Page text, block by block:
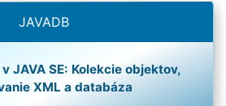
JAVADB
JAVA SE: Kolekcie objektov,
XML a databáza